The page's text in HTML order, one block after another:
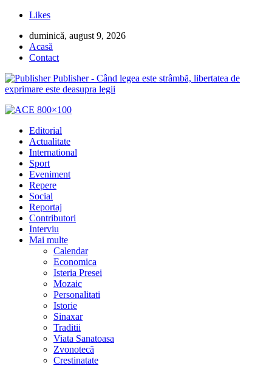
Likes
duminică, august 9, 2026
Acasă
Contact
Publisher - Când legea este strâmbă, libertatea de
exprimare este deasupra legii
Editorial
Actualitate
International
Sport
Eveniment
Repere
Social
Reportaj
Contributori
Interviu
Mai multe
Calendar
Economica
Isteria Presei
Mozaic
Personalitati
Istorie
Sinaxar
Traditii
Viata Sanatoasa
Zvonotecă
Crestinatate